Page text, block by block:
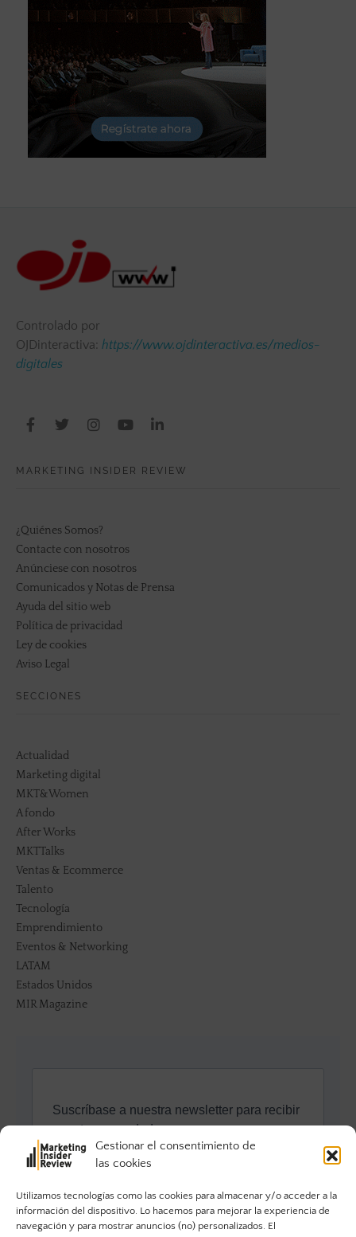
Gestionar el consentimiento de
las cookies
Utilizamos tecnologías como las cookies para almacenar y/o acceder a la
información del dispositivo. Lo hacemos para mejorar la experiencia de
navegación y para mostrar anuncios (no) personalizados. El
Controlado por
OJDinteractiva: https://www.ojdinteractiva.es/medios-
digitales
MARKETING INSIDER REVIEW
¿Quiénes Somos?
Contacte con nosotros
Anúnciese con nosotros
Comunicados y Notas de Prensa
Ayuda del sitio web
Política de privacidad
Ley de cookies
Aviso Legal
SECCIONES
Actualidad
Marketing digital
MKT&Women
A fondo
After Works
MKTTalks
Ventas & Ecommerce
Talento
Tecnología
Emprendimiento
Eventos & Networking
LATAM
Estados Unidos
MIR Magazine